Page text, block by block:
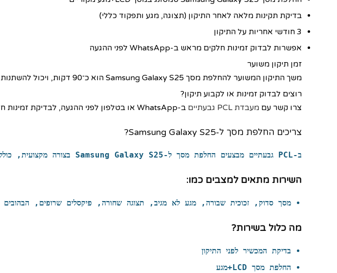
בדיקת תקינות מלאה לאחר התיקון (תצוגה, מגע ותפקוד כללי)
3 חודשי אחריות על התיקון
אפשרות לבדוק זמינות חלקים מראש ב-WhatsApp לפני ההגעה
זמן תיקון משוער
משך התיקון המשוער להחלפת מסך Samsung Galaxy S25 הוא כ־90 דקות, ויכול להשתנות בהתאם לעומס במעבדה ולמצב המכשיר.
רוצים לבדוק זמינות או לקבוע תיקון?
צרו קשר עם מעבדת PCL גבעתיים ב-WhatsApp או בטלפון לפני ההגעה, לבדיקת זמינות חלקים ותיאום תיקון מסך Samsung Galaxy S25.
צריכים החלפת מסך ל-Samsung Galaxy S25?
ב-PCL גבעתיים מבצעים החלפת מסך ל-Samsung Galaxy S25 בצורה מקצועית,
השירות מתאים למצבים כמו:
מסך סדוק, זכוכית שבורה, מגע לא מגיב, תצוגה שחורה, פיקסלים שרופים, הבהובים
מה כלול בשירות?
בדיקת המכשיר לפני התיקון
החלפת מסך LCD+מגע